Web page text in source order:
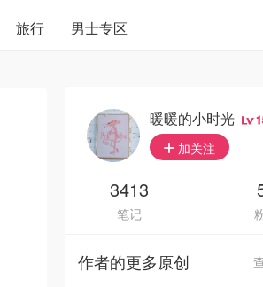
旅行 男士专区
暖暖的小时光
加关注
3413
笔记
作者的更多原创